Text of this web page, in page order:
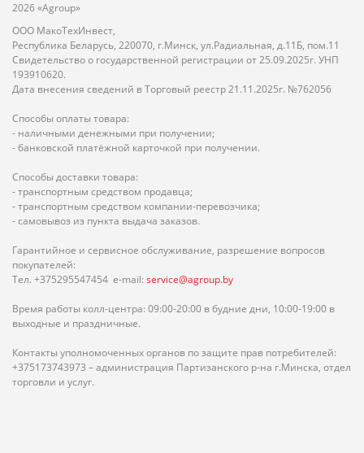
2026 «Agroup»
ООО МакоТехИнвест,
Республика Беларусь, 220070, г.Минск, ул.Радиальная, д.11Б, пом.11
Свидетельство о государственной регистрации от 25.09.2025г. УНП
193910620.
Дата внесения сведений в Торговый реестр 21.11.2025г. №762056
Способы оплаты товара:
- наличными денежными при получении;
- банковской платёжной карточкой при получении.
Способы доставки товара:
- транспортным средством продавца;
- транспортным средством компании-перевозчика;
- самовывоз из пункта выдача заказов.
Гарантийное и сервисное обслуживание, разрешение вопросов
покупателей:
Тел. +375295547454 e-mail: service@agroup.by
Время работы колл-центра: 09:00-20:00 в будние дни, 10:00-19:00 в
выходные и праздничные.
Контакты уполномоченных органов по защите прав потребителей:
+375173743973 – администрация Партизанского р-на г.Минска, отдел
торговли и услуг.